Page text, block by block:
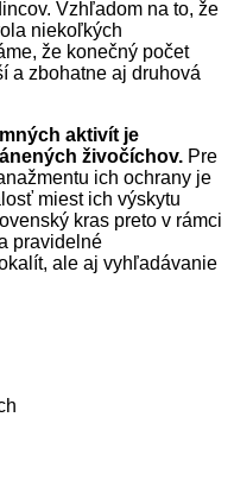
Vzhľadom na to, že
niekoľkých
že konečný počet
a zbohatne aj druhová
aktivít je
živočíchov. Pre
ich ochrany je
miest ich výskytu
kras preto v rámci
pravidelné
ale aj vyhľadávanie